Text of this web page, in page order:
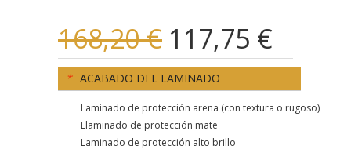
168,20 € 117,75 €
* ACABADO DEL LAMINADO
Laminado de protección arena (con textura o rugoso)
Llaminado de protección mate
Laminado de protección alto brillo